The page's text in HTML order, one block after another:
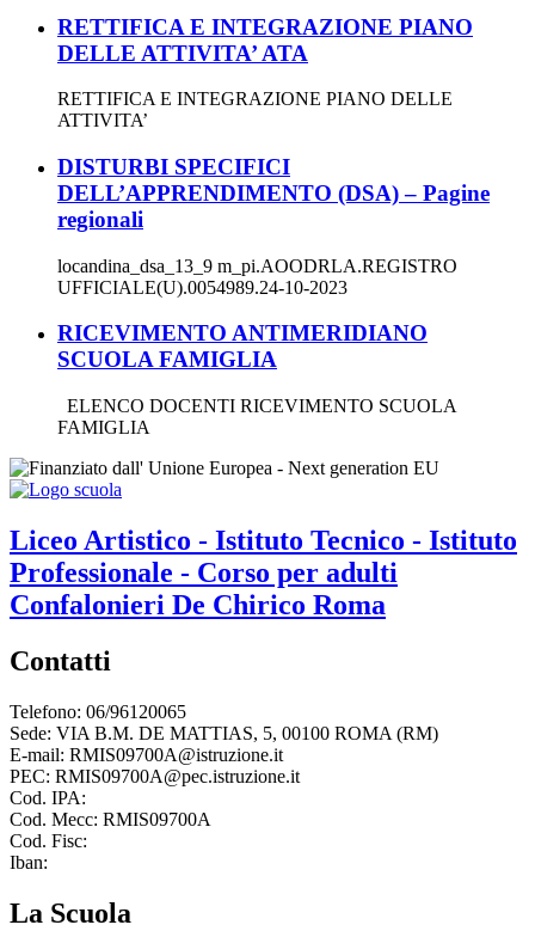
RETTIFICA E INTEGRAZIONE PIANO
DELLE ATTIVITA’ ATA
RETTIFICA E INTEGRAZIONE PIANO DELLE
ATTIVITA’
DISTURBI SPECIFICI
DELL’APPRENDIMENTO (DSA) – Pagine
regionali
locandina_dsa_13_9 m_pi.AOODRLA.REGISTRO
UFFICIALE(U).0054989.24-10-2023
RICEVIMENTO ANTIMERIDIANO
SCUOLA FAMIGLIA
ELENCO DOCENTI RICEVIMENTO SCUOLA
FAMIGLIA
Liceo Artistico - Istituto Tecnico - Istituto
Professionale - Corso per adulti
Confalonieri De Chirico Roma
Contatti
Telefono: 06/96120065
Sede: VIA B.M. DE MATTIAS, 5, 00100 ROMA (RM)
E-mail: RMIS09700A@istruzione.it
PEC: RMIS09700A@pec.istruzione.it
Cod. IPA:
Cod. Mecc: RMIS09700A
Cod. Fisc:
Iban:
La Scuola